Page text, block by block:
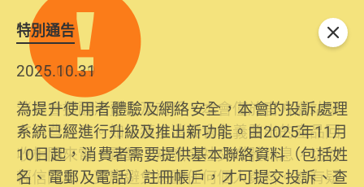
特別通告
2026.06.29
消委會提醒消費者及商戶，本會僅於官方網站發
布消費警示。如接獲以消委會名義發出的產品回
收相關來電、電郵、短訊或社交媒體訊息，切勿
輕信回應，更應避免透露任何個人資料。如有疑
2025.10.31
為提升使用者體驗及網絡安全，本會的投訴處理
系統已經進行升級及推出新功能。由2025年11月
10日起，消費者需要提供基本聯絡資料（包括姓
名、電郵及電話）註冊帳戶，才可提交投訴、查
關閉